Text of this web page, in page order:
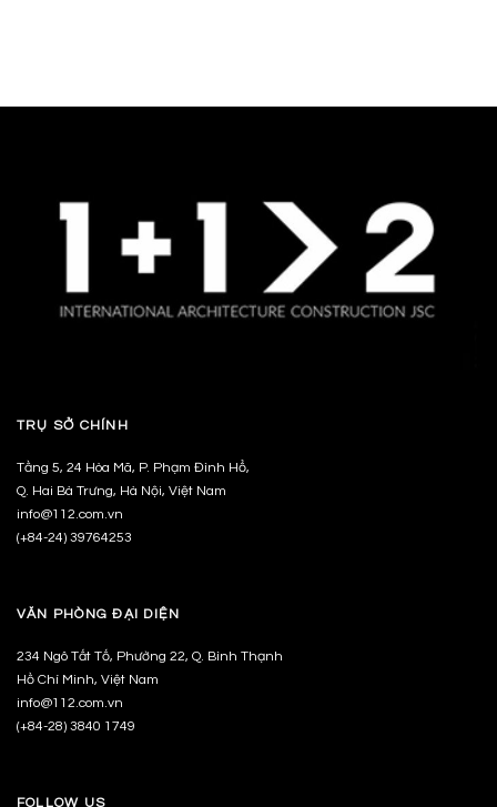
TRỤ SỞ CHÍNH
Tầng 5, 24 Hòa Mã, P. Phạm Đình Hổ,
Q. Hai Bà Trưng, Hà Nội, Việt Nam
info@112.com.vn
(+84-24) 39764253
VĂN PHÒNG ĐẠI DIỆN
234 Ngô Tất Tố, Phường 22, Q. Bình Thạnh
Hồ Chí Minh, Việt Nam
info@112.com.vn
(+84-28) 3840 1749
FOLLOW US